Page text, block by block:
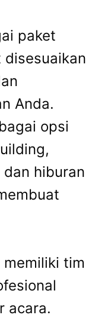
paket
Anda.
opsi
hiburan
memiliki tim
acara.